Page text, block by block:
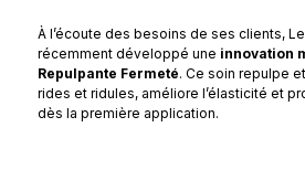
À l’écoute des besoins de ses clients,
récemment développé une innovation
Repulpante Fermeté. Ce soin repulpe
rides et ridules, améliore l’élasticité et
dès la première application.